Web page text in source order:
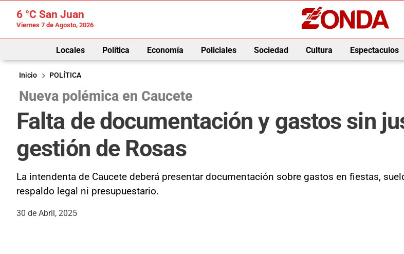
6 °C San Juan
Viernes 7 de Agosto, 2026
Locales Política Economía Policiales Sociedad Cultura Espectaculos
Inicio
POLÍTICA
Nueva polémica en Caucete
Falta de documentación y gastos sin
gestión de Rosas
La intendenta de Caucete deberá presentar documentación sobre gastos en fiestas,
respaldo legal ni presupuestario.
30 de Abril, 2025